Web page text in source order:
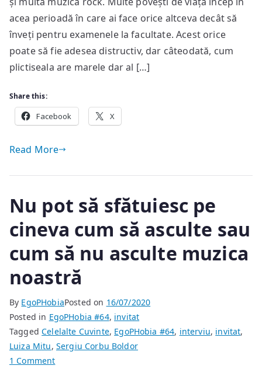
acea perioadă în care ai face orice altceva decât să
înveți pentru examenele la facultate. Acest orice
poate să fie adesea distructiv, dar câteodată, cum
plictiseala are marele dar al […]
Share this:
Facebook X
Read More
Nu pot să sfătuiesc pe
cineva cum să asculte sau
cum să nu asculte muzica
noastră
By EgoPHobiaPosted on 16/07/2020
Posted in EgoPHobia #64, invitat
TaggedCelelalte Cuvinte, EgoPHobia #64, interviu, invitat,
Luiza Mitu, Sergiu Corbu Boldor
1 Commenton